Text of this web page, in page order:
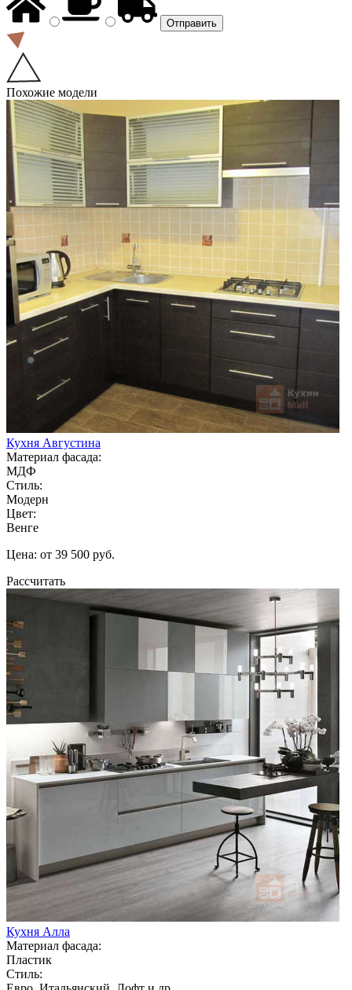
Похожие модели
Кухня Августина
Материал фасада:
МДФ
Стиль:
Модерн
Цвет:
Венге
Цена: от 39 500 руб.
Рассчитать
Кухня Алла
Материал фасада:
Пластик
Стиль: